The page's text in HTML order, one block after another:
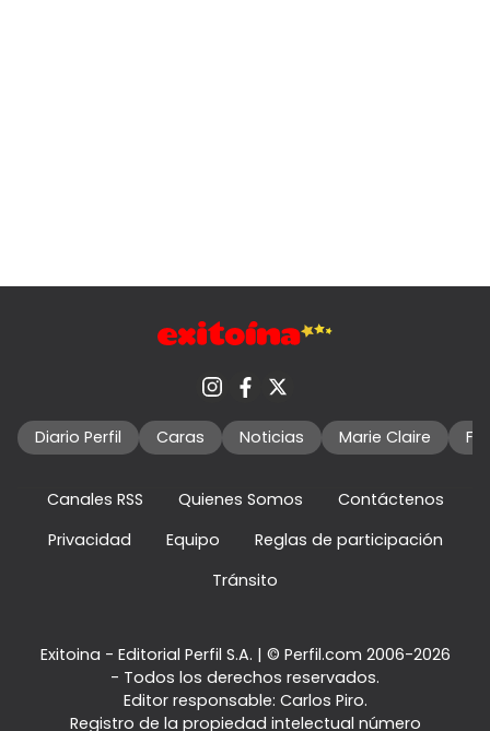
Diario Perfil Caras Noticias Marie Claire
Canales RSS Quienes Somos
Contáctenos
Privacidad
Equipo
Reglas de participación
Tránsito
Exitoina - Editorial Perfil S.A. | © Perfil.com 2006-2026
- Todos los derechos reservados.
Editor responsable: Carlos Piro.
Registro de la propiedad intelectual número